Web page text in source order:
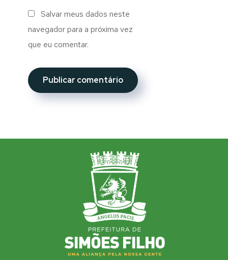
Salvar meus dados neste
navegador para a próxima vez
que eu comentar.